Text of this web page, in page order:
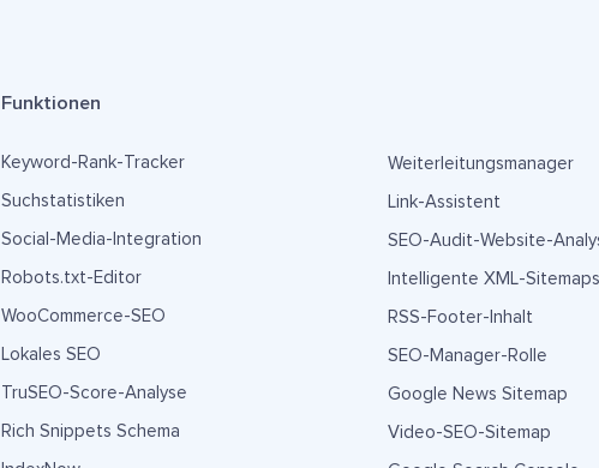
Funktionen
Keyword-Rank-Tracker
Suchstatistiken
Social-Media-Integration
Robots.txt-Editor
WooCommerce-SEO
Lokales SEO
TruSEO-Score-Analyse
Rich Snippets Schema
Weiterleitungsmanager
Link-Assistent
SEO-Audit-Website-
Intelligente XML-Sitemaps
RSS-Footer-Inhalt
SEO-Manager-Rolle
Google News Sitemap
Video-SEO-Sitemap